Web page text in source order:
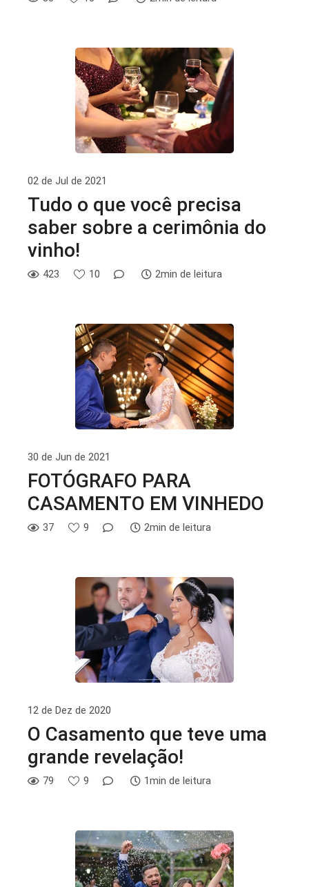
02 de Jul de 2021
Tudo o que você precisa
saber sobre a cerimônia do
vinho!
423 10 2min de leitura
30 de Jun de 2021
FOTÓGRAFO PARA
CASAMENTO EM VINHEDO
37 9 2min de leitura
12 de Dez de 2020
O Casamento que teve uma
grande revelação!
79 9 1min de leitura